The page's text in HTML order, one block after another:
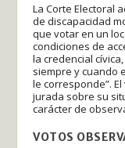
La Corte Electoral
de discapacidad
que votar en un
condiciones de
la credencial
siempre y cuando
le corresponde”.
jurada sobre su
carácter de
VOTOS